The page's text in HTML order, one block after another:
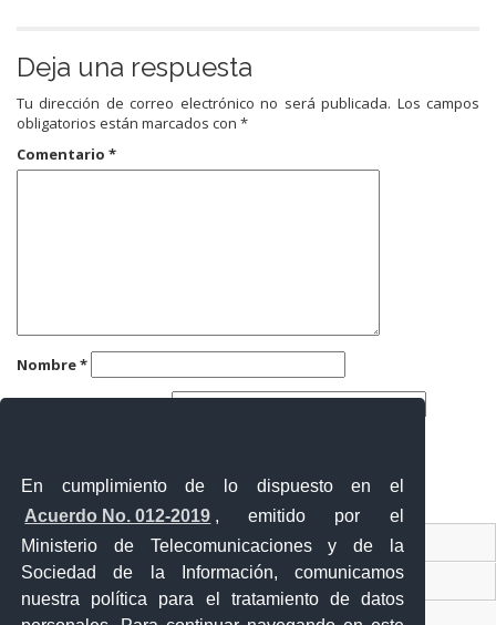
En cumplimiento de lo dispuesto en el
Acuerdo No. 012-2019 , emitido por el
Ministerio de Telecomunicaciones y de la
Sociedad de la Información, comunicamos
nuestra política para el tratamiento de datos
Deja una respuesta
Tu dirección de correo electrónico no será publicada. Los campos
obligatorios están marcados con *
Comentario *
Nombre*
Correo electrónico*
Contacto Ciudadano
Ventanilla Única de Comercio Exterior
Sistema Nacional de Información (SNI)